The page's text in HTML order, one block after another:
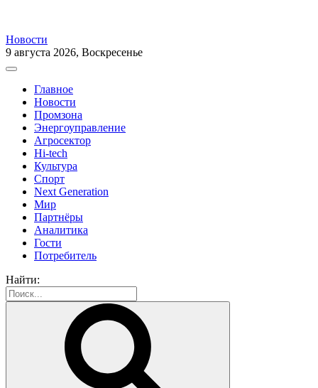
Новости
9 августа 2026, Воскресенье
Главное
Новости
Промзона
Энергоуправление
Агросектор
Hi-tech
Культура
Спорт
Next Generation
Мир
Партнёры
Аналитика
Гости
Потребитель
Найти: